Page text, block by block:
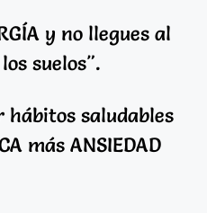
y no llegues al
suelos".
saludables
más ANSIEDAD